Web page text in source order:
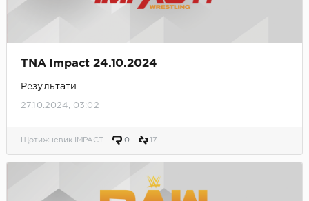
TNA Impact 24.10.2024
Результати
27.10.2024, 03:02
Щотижневик IMPACT 0 17